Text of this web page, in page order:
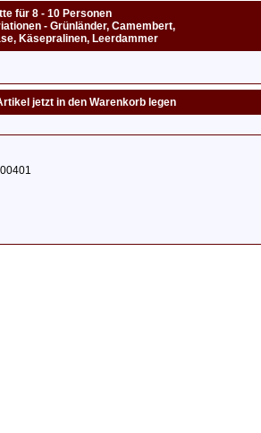
für 8 - 10 Personen
- Grünländer, Camembert,
Käsepralinen, Leerdammer
jetzt in den Warenkorb legen
00401